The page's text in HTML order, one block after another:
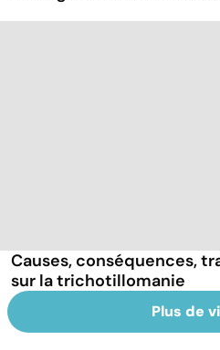
Causes, conséquences,
sur la trichotillomanie
Plus de